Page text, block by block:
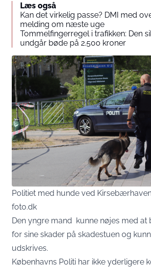
Læs også
Kan det virkelig passe? DMI med
melding om næste uge
Tommelfingerregel i trafikken: Den
undgår bøde på 2.500 kroner
Politiet med hunde ved
foto.dk
Den yngre mand kunne nøjes med at
for sine skader på skadestuen og
udskrives.
Københavns Politi har ikke yderligere